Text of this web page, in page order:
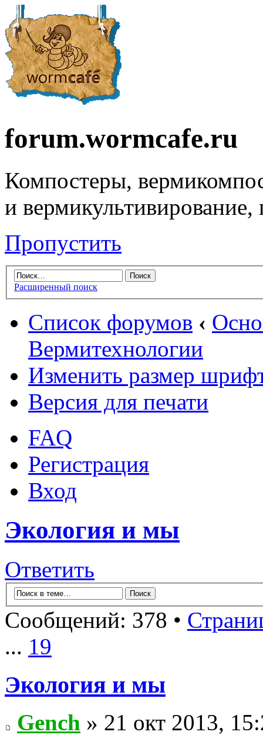
forum.wormcafe.ru
Компостеры,
и
Пропустить
Расширенный поиск
Список форумов ‹
Вермитехнологии
Изменить размер
Версия для печати
FAQ
Регистрация
Вход
Экология и мы
Ответить
Сообщений: 378 •
... 19
Экология и мы
Gench » 21 окт 2013,